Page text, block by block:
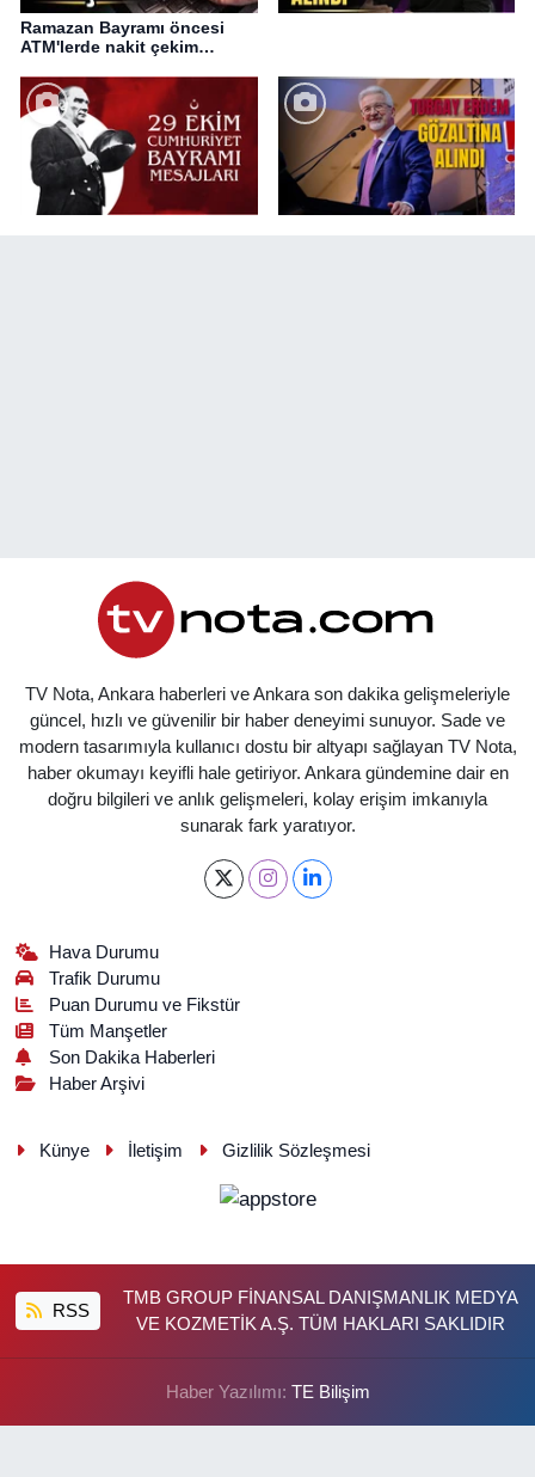
Ramazan Bayramı öncesi
ATM'lerde nakit çekim
TV Nota, Ankara haberleri ve Ankara son dakika gelişmeleriyle
güncel, hızlı ve güvenilir bir haber deneyimi sunuyor. Sade ve
modern tasarımıyla kullanıcı dostu bir altyapı sağlayan TV Nota,
haber okumayı keyifli hale getiriyor. Ankara gündemine dair en
doğru bilgileri ve anlık gelişmeleri, kolay erişim imkanıyla
sunarak fark yaratıyor.
Hava Durumu
Trafik Durumu
Puan Durumu ve Fikstür
Tüm Manşetler
Son Dakika Haberleri
Haber Arşivi
Künye İletişim Gizlilik Sözleşmesi
RSS
TMB GROUP FİNANSAL DANIŞMANLIK MEDYA
VE KOZMETİK A.Ş. TÜM HAKLARI SAKLIDIR
Haber Yazılımı: TE Bilişim